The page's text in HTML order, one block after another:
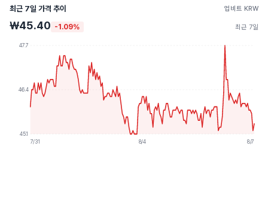
최근 7일 가격 추이 업비트 KRW
₩45.40 -1.09% 최근 7일
47.7
46.4
45.1
7/31
8/4 8/7